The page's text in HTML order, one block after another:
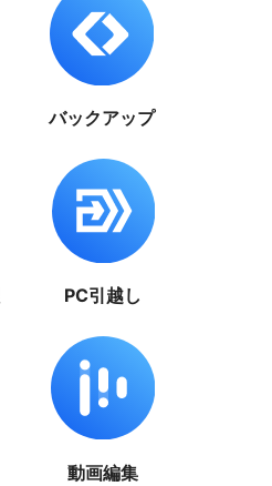
バックアップ
PC引越し
動画編集